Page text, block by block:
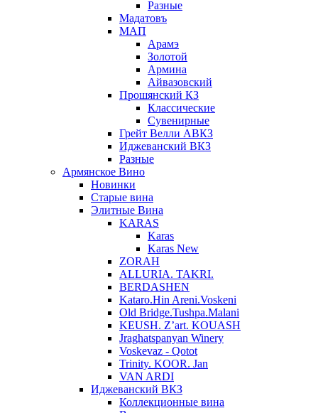
Разные
Мадатовъ
МАП
Арамэ
Золотой
Армина
Айвазовский
Прошянский КЗ
Классические
Сувенирные
Грейт Велли АВКЗ
Иджеванский ВКЗ
Разные
Армянское Вино
Новинки
Старые вина
Элитные Вина
KARAS
Karas
Karas New
ZORAH
ALLURIA. TAKRI.
BERDASHEN
Kataro.Hin Areni.Voskeni
Old Bridge.Tushpa.Malani
KEUSH. Z’art. KOUASH
Jraghatspanyan Winery
Voskevaz - Qotot
Trinity. KOOR. Jan
VAN ARDI
Иджеванский ВКЗ
Коллекционные вина